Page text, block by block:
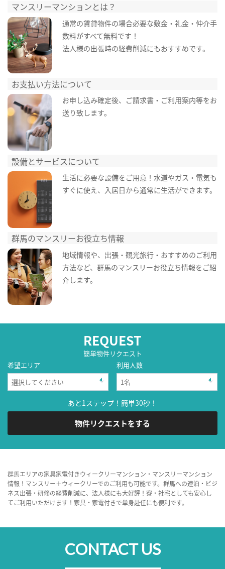
マンスリーマンションとは？
通常の賃貸物件の場合必要な敷金・礼金・仲介手
数料がすべて無料です！
法人様の出張時の経費削減にもおすすめです。
お支払い方法について
お申し込み確定後、ご請求書・ご利用案内等をお
送り致します。
設備とサービスについて
生活に必要な設備をご用意！水道やガス・電気も
すぐに使え、入居日から通常に生活ができます。
群馬のマンスリーお役立ち情報
地域情報や、出張・観光旅行・おすすめのご利用
方法など、群馬のマンスリーお役立ち情報をご紹
介します。
REQUEST
簡単物件リクエスト
希望エリア
利用人数
あと1ステップ！簡単30秒！
物件リクエストをする
群馬エリアの家具家電付きウィークリーマンション・マンスリーマンション
情報！マンスリー＋ウィークリーでのご利用も可能です。群馬への連泊・ビジ
ネス出張・研修の経費削減に、法人様にも大好評！寮・社宅としても安心し
てご利用いただけます！家具・家電付きで単身赴任にも便利です。
CONTACT US